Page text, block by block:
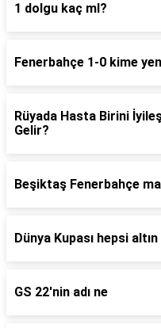
1 dolgu kaç ml?
Fenerbahçe 1-0 kime
Rüyada Hasta Birini
Gelir?
Beşiktaş Fenerbahçe
Dünya Kupası hepsi altın
GS 22'nin adı ne